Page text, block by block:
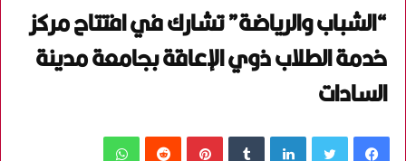
“الشباب والرياضة” تشارك في افتتاح مركز
خدمة الطلاب ذوي الإعاقة بجامعة مدينة
السادات
فيسبوك لينكدإن بينتيريست